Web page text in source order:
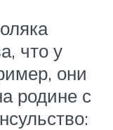
что у
они
родине с